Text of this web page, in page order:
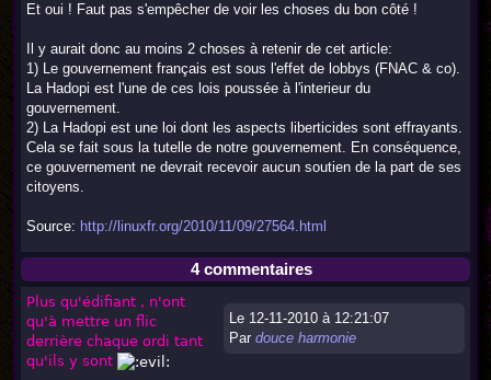
Et oui ! Faut pas s'empêcher de voir les choses du bon côté !
Il y aurait donc au moins 2 choses à retenir de cet article:
1) Le gouvernement français est sous l'effet de lobbys (FNAC & co).
La Hadopi est l'une de ces lois poussée à l'interieur du
gouvernement.
2) La Hadopi est une loi dont les aspects liberticides sont effrayants.
Cela se fait sous la tutelle de notre gouvernement. En conséquence,
ce gouvernement ne devrait recevoir aucun soutien de la part de ses
citoyens.
Source: http://linuxfr.org/2010/11/09/27564.html
4 commentaires
Le 12-11-2010 à 12:21:07
Par douce harmonie
Plus qu'édifiant , n'ont
qu'à mettre un flic
derrière chaque ordi tant
qu'ils y sont